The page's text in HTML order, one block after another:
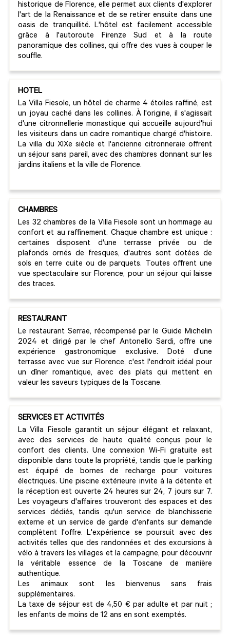
historique de Florence, elle permet aux clients d'explorer
l'art de la Renaissance et de se retirer ensuite dans une
oasis de tranquillité. L'hôtel est facilement accessible
grâce à l'autoroute Firenze Sud et à la route
panoramique des collines, qui offre des vues à couper le
souffle.
HOTEL
La Villa Fiesole, un hôtel de charme 4 étoiles raffiné, est
un joyau caché dans les collines. À l'origine, il s'agissait
d'une citronnellerie monastique qui accueille aujourd'hui
les visiteurs dans un cadre romantique chargé d'histoire.
La villa du XIXe siècle et l'ancienne citronneraie offrent
un séjour sans pareil, avec des chambres donnant sur les
jardins italiens et la ville de Florence.
CHAMBRES
Les 32 chambres de la Villa Fiesole sont un hommage au
confort et au raffinement. Chaque chambre est unique :
certaines disposent d'une terrasse privée ou de
plafonds ornés de fresques, d'autres sont dotées de
sols en terre cuite ou de parquets. Toutes offrent une
vue spectaculaire sur Florence, pour un séjour qui laisse
des traces.
RESTAURANT
Le restaurant Serrae, récompensé par le Guide Michelin
2024 et dirigé par le chef Antonello Sardi, offre une
expérience gastronomique exclusive. Doté d'une
terrasse avec vue sur Florence, c'est l'endroit idéal pour
un dîner romantique, avec des plats qui mettent en
valeur les saveurs typiques de la Toscane.
SERVICES ET ACTIVITÉS
La Villa Fiesole garantit un séjour élégant et relaxant,
avec des services de haute qualité conçus pour le
confort des clients. Une connexion Wi-Fi gratuite est
disponible dans toute la propriété, tandis que le parking
est équipé de bornes de recharge pour voitures
électriques. Une piscine extérieure invite à la détente et
la réception est ouverte 24 heures sur 24, 7 jours sur 7.
Les voyageurs d'affaires trouveront des espaces et des
services dédiés, tandis qu'un service de blanchisserie
externe et un service de garde d'enfants sur demande
complètent l'offre. L'expérience se poursuit avec des
activités telles que des randonnées et des excursions à
vélo à travers les villages et la campagne, pour découvrir
la véritable essence de la Toscane de manière
authentique.
Les animaux sont les bienvenus sans frais
supplémentaires.
La taxe de séjour est de 4,50 € par adulte et par nuit ;
les enfants de moins de 12 ans en sont exemptés.